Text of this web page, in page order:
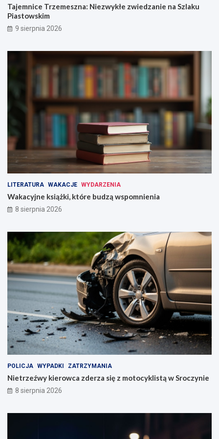
e
z
w
y
ł
n
i
n
a
S
z
l
a
P
a
s
t
k
i
m
b
u
d
z
w
m
i
a
Tajemnice Trzemeszna: Niezwykłe zwiedzanie na Szlaku
Piastowskim
9 sierpnia 2026
LITERATURA WAKACJE WYDARZENIA
Wakacyjne książki, które budzą wspomnienia
8 sierpnia 2026
POLICJA WYPADKI ZATRZYMANIA
Nietrzeźwy kierowca zderza się z motocyklistą w Sroczynie
8 sierpnia 2026